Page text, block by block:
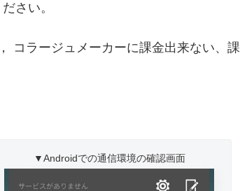
さい。
コラージュメーカーに課金出来ない、課
▼Androidでの通信環境の確認画面